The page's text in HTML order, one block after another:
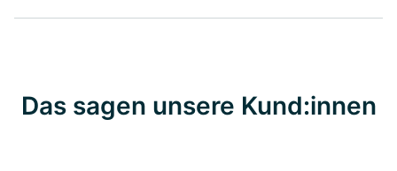
Das sagen unsere Kund:innen